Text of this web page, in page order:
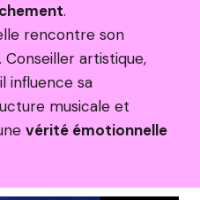
.
rencontre son
. Conseiller artistique,
influence sa
musicale et
vérité émotionnelle